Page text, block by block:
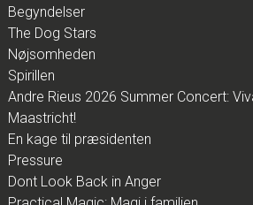
Begyndelser
The Dog Stars
Nøjsomheden
Spirillen
Andre Rieus 2026 Summer Concert:
Maastricht!
En kage til præsidenten
Pressure
Dont Look Back in Anger